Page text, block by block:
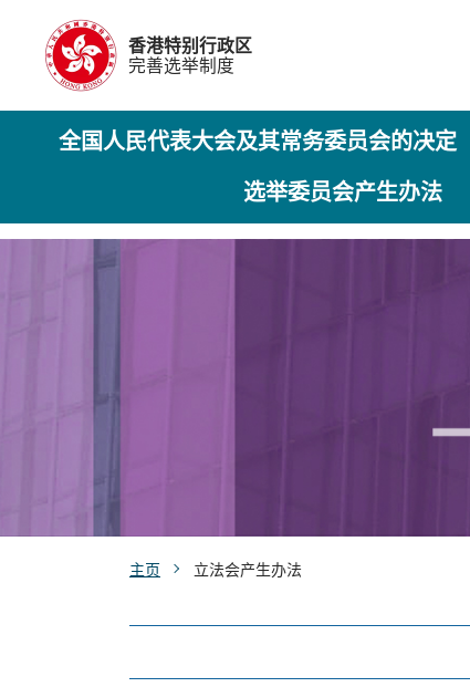
香港特别行政区
完善选举制度
全国人民代表大会及其常务委员会的决定
选举委员会产生办法
主页 立法会产生办法